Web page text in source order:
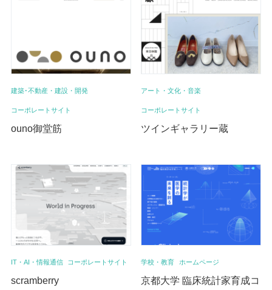
建築･不動産・建設・開発
コーポレートサイト
ouno御堂筋
アート・文化・音楽
コーポレートサイト
ツインギャラリー蔵
IT・AI・情報通信 コーポレートサイト
scramberry
学校・教育 ホームページ
京都大学 臨床統計家育成コ